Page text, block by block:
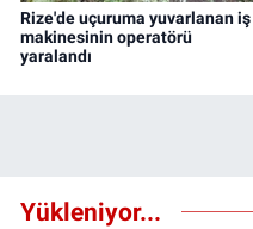
Rize'de uçuruma yuvarlanan iş
makinesinin operatörü
yaralandı
Yükleniyor...